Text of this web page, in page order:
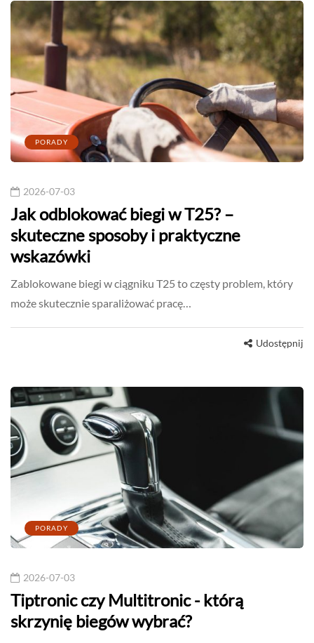
PORADY
2026-07-03
Jak odblokować biegi w T25? –
skuteczne sposoby i praktyczne
wskazówki
Zablokowane biegi w ciągniku T25 to częsty problem, który
może skutecznie sparaliżować pracę…
Udostępnij
PORADY
2026-07-03
Tiptronic czy Multitronic - którą
skrzynię biegów wybrać?